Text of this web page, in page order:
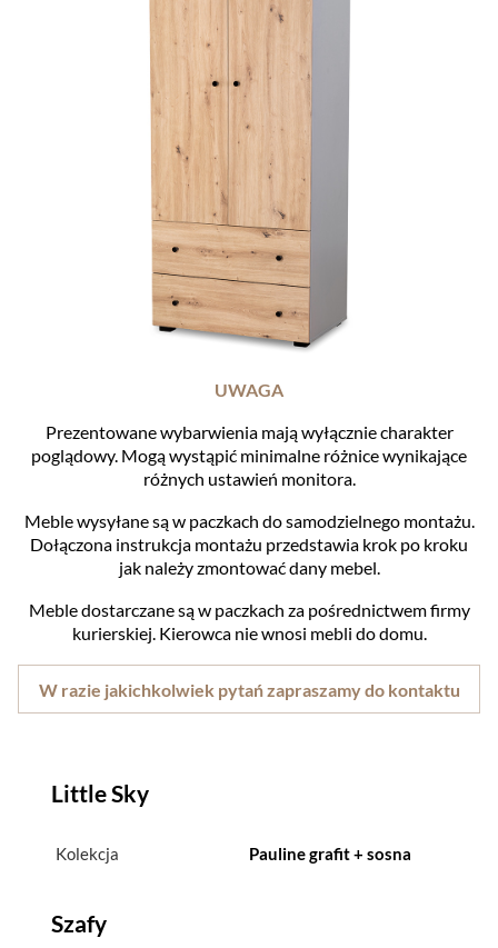
UWAGA
Prezentowane wybarwienia mają wyłącznie charakter
poglądowy. Mogą wystąpić minimalne różnice wynikające
różnych ustawień monitora.
Meble wysyłane są w paczkach do samodzielnego montażu.
Dołączona instrukcja montażu przedstawia krok po kroku
jak należy zmontować dany mebel.
Meble dostarczane są w paczkach za pośrednictwem firmy
kurierskiej. Kierowca nie wnosi mebli do domu.
W razie jakichkolwiek pytań zapraszamy do kontaktu
Little Sky
Kolekcja Pauline grafit + sosna
Szafy